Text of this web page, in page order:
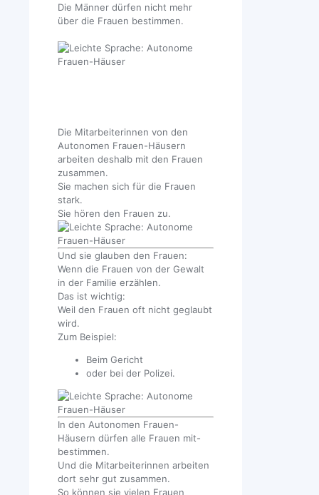
Die Männer dürfen nicht mehr
über die Frauen bestimmen.
Die Mitarbeiterinnen von den
Autonomen Frauen-Häusern
arbeiten deshalb mit den Frauen
zusammen.
Sie machen sich für die Frauen
stark.
Sie hören den Frauen zu.
Und sie glauben den Frauen:
Wenn die Frauen von der Gewalt
in der Familie erzählen.
Das ist wichtig:
Weil den Frauen oft nicht geglaubt
wird.
Zum Beispiel:
Beim Gericht
oder bei der Polizei.
In den Autonomen Frauen-
Häusern dürfen alle Frauen mit-
bestimmen.
Und die Mitarbeiterinnen arbeiten
dort sehr gut zusammen.
So können sie vielen Frauen